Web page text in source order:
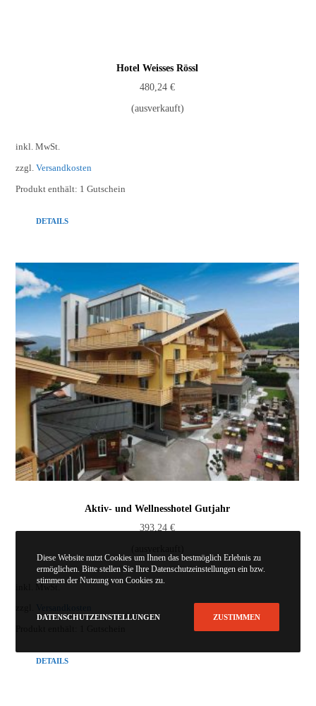
Hotel Weisses Rössl
480,24€
(ausverkauft)
inkl. MwSt.
zzgl.Versandkosten
Produkt enthält: 1Gutschein
DETAILS
Aktiv- und Wellnesshotel Gutjahr
393,24€
DETAILS
Diese Website nutzt Cookies um Ihnen das bestmöglich Erlebnis zu
ermöglichen. Bitte stellen Sie Ihre Datenschutzeinstellungen ein bzw.
stimmen der Nutzung von Cookies zu.
DATENSCHUTZEINSTELLUNGEN ZUSTIMMEN